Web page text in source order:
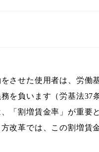
させた使用者は、労働
を負います（労基法37
「割増賃金率」が重要
改革では、この割増賃